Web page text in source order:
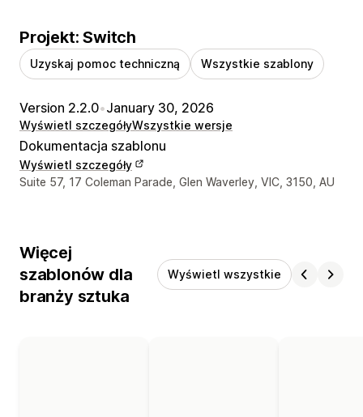
Projekt: Switch
Uzyskaj pomoc techniczną Wszystkie szablony
Version 2.2.0•January 30, 2026
Wyświetl szczegółyWszystkie wersje
Dokumentacja szablonu
Wyświetl szczegóły
Dane kontaktowe projektanta
Suite 57, 17 Coleman Parade, Glen Waverley, VIC, 3150, AU
Więcej
szablonów dla
branży sztuka
Wyświetl wszystkie